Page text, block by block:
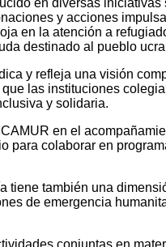
en diversas iniciativas
y acciones
en la atención a
destinado al pueblo
y refleja una visión
las instituciones
y solidaria.
en el
para colaborar en
tiene también una
de emergencia